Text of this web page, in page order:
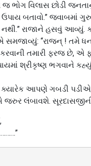
ભોગ વિલાસ છોડી
બતાવો.” જવાબમાં
નથી.” રાજાને હસવું
“રાજન્ ! તમે
તમારી ફરજ છે, એ
શ્રીકૃષ્ણ ભગવાને
આપણે ગબડી પડીએ,
લંબાવશે. સૂરદાસજીની